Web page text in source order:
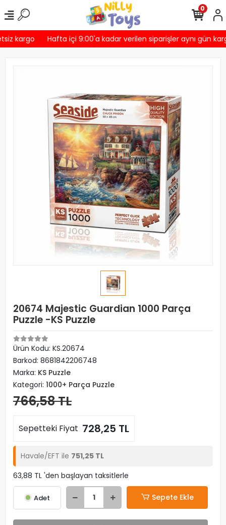
kargo Hafta içi 9:00'a kadar verilen siparişler aynı gün
0
20674 Majestic Guardian 1000 Parça
Puzzle -KS Puzzle
Ürün Kodu: KS.20674
Barkod: 8681842206748
Marka: KS Puzzle
Kategori: 1000+ Parça Puzzle
766,58 TL
Sepetteki Fiyat 728,25 TL
Havale/EFT ile 751,25 TL
63,88 TL 'den başlayan taksitlerle
Adet Sepete Ekle